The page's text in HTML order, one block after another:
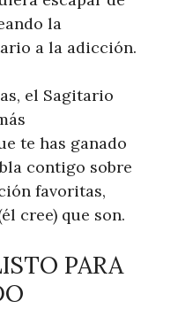
la
a la adicción.
el Sagitario
te has ganado
contigo sobre
favoritas,
cree) que son.
PARA